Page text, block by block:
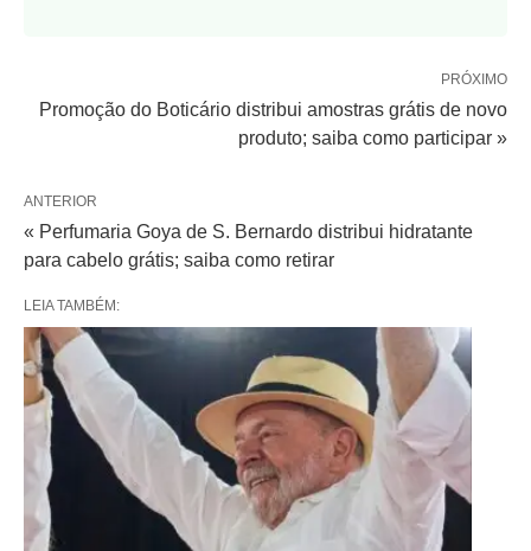
PRÓXIMO
Promoção do Boticário distribui amostras grátis de novo
produto; saiba como participar »
ANTERIOR
« Perfumaria Goya de S. Bernardo distribui hidratante
para cabelo grátis; saiba como retirar
LEIA TAMBÉM: